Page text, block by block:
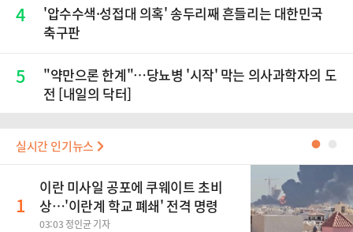
4
'압수수색·성접대 의혹' 송두리째 흔들리는 대한민국
축구판
5
"약만으론 한계"…당뇨병 '시작' 막는 의사과학자의 도
전 [내일의 닥터]
실시간 인기뉴스 ●
1
이란 미사일 공포에 쿠웨이트 초비
상…'이란계 학교 폐쇄' 전격 명령
03:03 정인균 기자